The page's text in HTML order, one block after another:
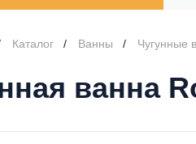
Каталог Ванны Чугунные
ванна